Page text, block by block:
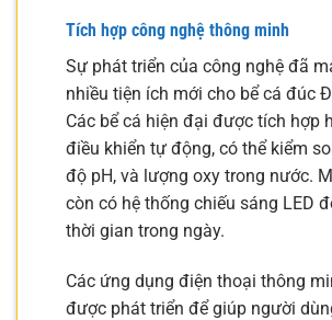
Tích hợp công nghệ thông minh
Sự phát triển của công nghệ đã
nhiều tiện ích mới cho bể cá đúc
Các bể cá hiện đại được tích hợp
điều khiển tự động, có thể kiểm
độ pH, và lượng oxy trong nước.
còn có hệ thống chiếu sáng LED
thời gian trong ngày.
Các ứng dụng điện thoại thông
được phát triển để giúp người